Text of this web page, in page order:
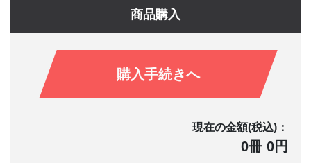
商品購入
購入手続きへ
現在の金額(税込)：
0冊 0円